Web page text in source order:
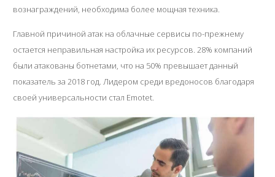
вознаграждений, необходима более мощная техника.
Главной причиной атак на облачные сервисы по-прежнему
остается неправильная настройка их ресурсов. 28% компаний
были атакованы ботнетами, что на 50% превышает данный
показатель за 2018 год. Лидером среди вредоносов благодаря
своей универсальности стал Emotet.